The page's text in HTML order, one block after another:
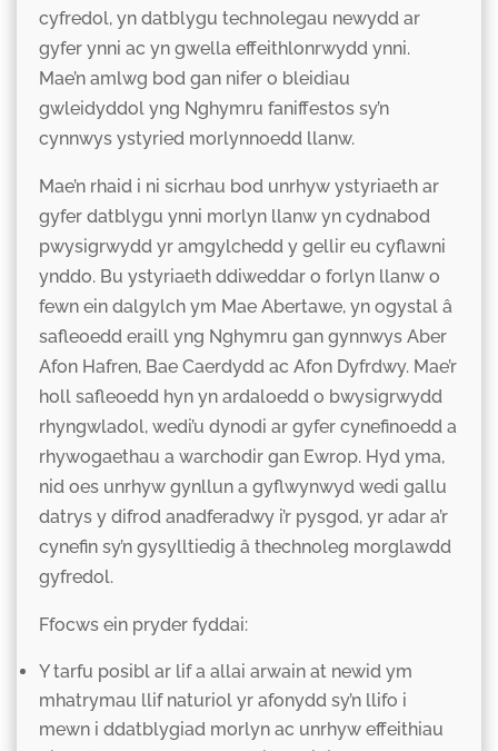
cyfredol, yn datblygu technolegau newydd ar
gyfer ynni ac yn gwella effeithlonrwydd ynni.
Mae’n amlwg bod gan nifer o bleidiau
gwleidyddol yng Nghymru faniffestos sy’n
cynnwys ystyried morlynnoedd llanw.
Mae’n rhaid i ni sicrhau bod unrhyw ystyriaeth ar
gyfer datblygu ynni morlyn llanw yn cydnabod
pwysigrwydd yr amgylchedd y gellir eu cyflawni
ynddo. Bu ystyriaeth ddiweddar o forlyn llanw o
fewn ein dalgylch ym Mae Abertawe, yn ogystal â
safleoedd eraill yng Nghymru gan gynnwys Aber
Afon Hafren, Bae Caerdydd ac Afon Dyfrdwy. Mae’r
holl safleoedd hyn yn ardaloedd o bwysigrwydd
rhyngwladol, wedi’u dynodi ar gyfer cynefinoedd a
rhywogaethau a warchodir gan Ewrop. Hyd yma,
nid oes unrhyw gynllun a gyflwynwyd wedi gallu
datrys y difrod anadferadwy i’r pysgod, yr adar a’r
cynefin sy’n gysylltiedig â thechnoleg morglawdd
gyfredol.
Ffocws ein pryder fyddai:
Y tarfu posibl ar lif a allai arwain at newid ym
mhatrymau llif naturiol yr afonydd sy’n llifo i
mewn i ddatblygiad morlyn ac unrhyw effeithiau